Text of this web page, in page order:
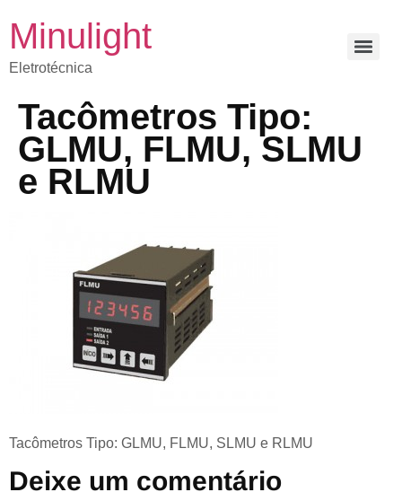
Minulight
Eletrotécnica
Tacômetros Tipo:
GLMU, FLMU, SLMU
e RLMU
Tacômetros Tipo: GLMU, FLMU, SLMU e RLMU
Deixe um comentário